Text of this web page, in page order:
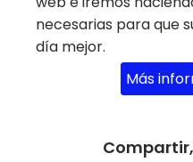
necesarias para que
día mejor.
Más